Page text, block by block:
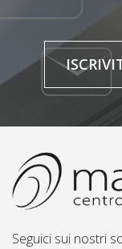
Seguici sui nostri